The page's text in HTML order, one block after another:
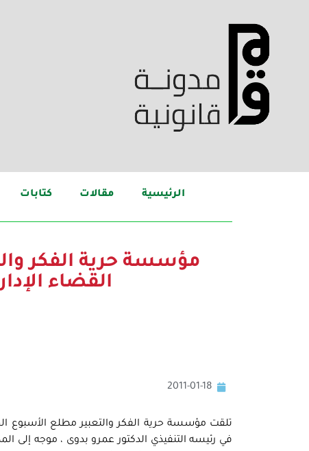
الرئيسية مقالات كتابات
مؤسسة حرية الفكر
القضاء
2011-01-18
تلقت مؤسسة حرية الفكر والتعبير مطلع الأسبوع